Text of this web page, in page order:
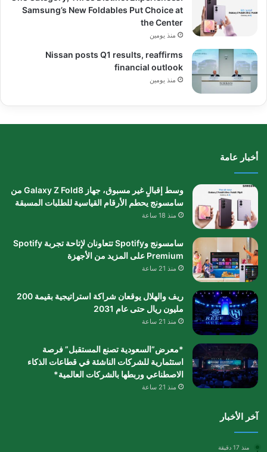
Samsung’s New Foldables Put Choice at
the Center
منذ يومين
Nissan posts Q1 results, reaffirms
financial outlook
منذ يومين
أخبار عامة
وسط إقبالٍ غير مسبوق، جهاز Galaxy Z Fold8 من
سامسونج يحطم الأرقام القياسية للطلبات المسبقة
منذ 18 ساعة
سامسونج وSpotify تتعاونان لإتاحة تجربة Spotify
Premium على المزيد من الأجهزة
منذ 21 ساعة
ريف والهلال يوقعان شراكة استراتيجية بقيمة 200
مليون ريال حتى عام 2031
منذ 21 ساعة
*معرض”السعودية تصنع المستقبل” فرصة
استثمارية للشركات الناشئة في قطاعات الذكاء
الاصطناعي وربطها بالشركات العالمية*
منذ 21 ساعة
آخر الأخبار
منذ 17 دقيقة